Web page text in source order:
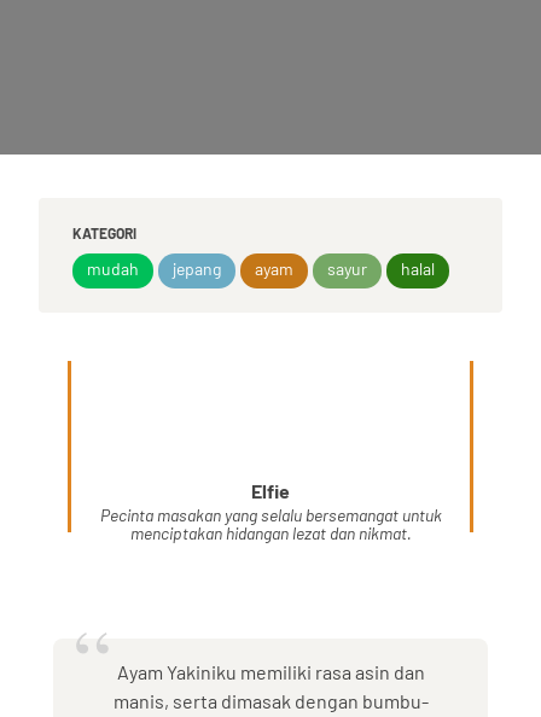
KATEGORI
mudah jepang ayam sayur halal
Elfie
Pecinta masakan yang selalu bersemangat untuk
menciptakan hidangan lezat dan nikmat.
Ayam Yakiniku memiliki rasa asin dan
manis, serta dimasak dengan bumbu-
“